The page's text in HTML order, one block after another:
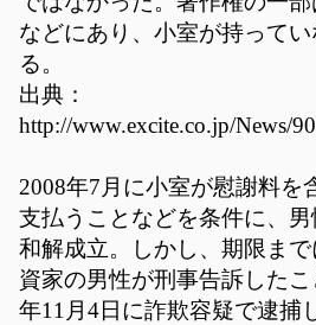
などにあり、小室が持って
る。
出典：
http://www.excite.co.jp/News/
2008年7月に小室が慰謝料を
支払うことなどを条件に、
和解成立。しかし、期限ま
資家の男性が刑事告訴した
年11月4日に詐欺容疑で逮捕